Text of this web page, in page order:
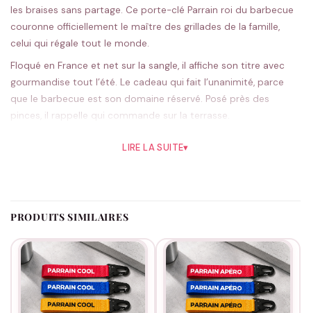
les braises sans partage. Ce porte-clé Parrain roi du barbecue
couronne officiellement le maître des grillades de la famille,
celui qui régale tout le monde.
Floqué en France et net sur la sangle, il affiche son titre avec
gourmandise tout l’été. Le cadeau qui fait l’unanimité, parce
que le barbecue est son domaine réservé. Posé près des
pinces, il rappelle qui commande sur la terrasse.
sobriété ; cinq teintes en tout. Tout est floqué sur commande,
LIRE LA SUITE▾
PRODUITS SIMILAIRES